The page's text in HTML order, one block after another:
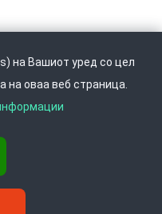
Следете не на
1-виот кат, 1000 Скопје,
3137 149 |
на Вашиот уред со цел
на оваа веб страница.